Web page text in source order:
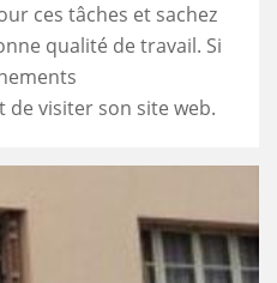
ces tâches et sachez
qualité de travail. Si
visiter son site web.